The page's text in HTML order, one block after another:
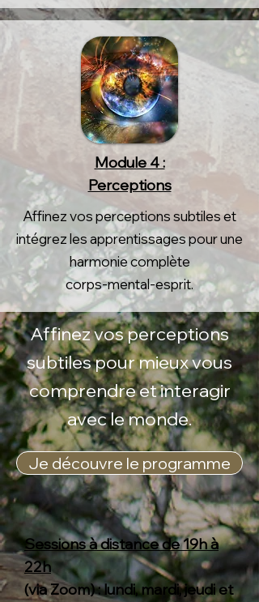
Module 4 :
Perceptions
Affinez vos perceptions subtiles et
intégrez les apprentissages pour une
harmonie complète
corps-mental-esprit.
Affinez vos perceptions
subtiles pour mieux vous
comprendre et interagir
avec le monde.
Je découvre le programme
Sessions à distance de 19h à
22h
(via Zoom) : lundi, mardi, jeudi et